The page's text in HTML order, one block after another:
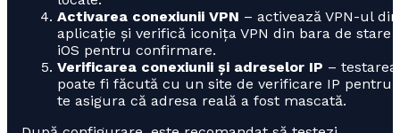
Activarea conexiunii VPN – activează VPN-ul din
aplicație și verifică iconița VPN din bara de stare
iOS pentru confirmare.
Verificarea conexiunii și adreselor IP – testarea
poate fi făcută cu un site de verificare IP pentru
te asigura că adresa reală a fost mascată.